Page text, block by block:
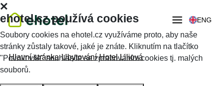
ENG
Hlavní stránka Ubytování Hotel Liliová
ehotel.cz používá cookies
Soubory cookies na ehotel.cz využíváme proto, aby naše
stránky zůstaly takové, jaké je znáte. Kliknutím na tlačítko
"Povolit vše" souhlasíte se zpracováním cookies tj. malých
souborů.